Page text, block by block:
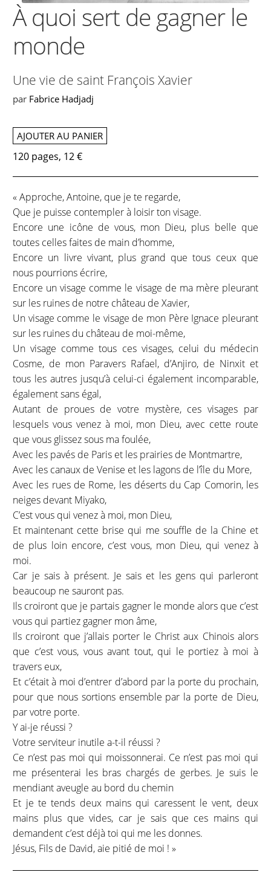
À quoi sert de gagner le
monde
Une vie de saint François Xavier
par Fabrice Hadjadj
AJOUTER AU PANIER
120 pages, 12 €
« Approche, Antoine, que je te regarde,
Que je puisse contempler à loisir ton visage.
Encore une icône de vous, mon Dieu, plus belle que
toutes celles faites de main d’homme,
Encore un livre vivant, plus grand que tous ceux que
nous pourrions écrire,
Encore un visage comme le visage de ma mère pleurant
sur les ruines de notre château de Xavier,
Un visage comme le visage de mon Père Ignace pleurant
sur les ruines du château de moi-même,
Un visage comme tous ces visages, celui du médecin
Cosme, de mon Paravers Rafael, d’Anjiro, de Ninxit et
tous les autres jusqu’à celui-ci également incomparable,
également sans égal,
Autant de proues de votre mystère, ces visages par
lesquels vous venez à moi, mon Dieu, avec cette route
que vous glissez sous ma foulée,
Avec les pavés de Paris et les prairies de Montmartre,
Avec les canaux de Venise et les lagons de l’île du More,
Avec les rues de Rome, les déserts du Cap Comorin, les
neiges devant Miyako,
C’est vous qui venez à moi, mon Dieu,
Et maintenant cette brise qui me souffle de la Chine et
de plus loin encore, c’est vous, mon Dieu, qui venez à
moi.
Car je sais à présent. Je sais et les gens qui parleront
beaucoup ne sauront pas.
Ils croiront que je partais gagner le monde alors que c’est
vous qui partiez gagner mon âme,
Ils croiront que j’allais porter le Christ aux Chinois alors
que c’est vous, vous avant tout, qui le portiez à moi à
travers eux,
Et c’était à moi d’entrer d’abord par la porte du prochain,
pour que nous sortions ensemble par la porte de Dieu,
par votre porte.
Y ai-je réussi ?
Votre serviteur inutile a-t-il réussi ?
Ce n’est pas moi qui moissonnerai. Ce n’est pas moi qui
me présenterai les bras chargés de gerbes. Je suis le
mendiant aveugle au bord du chemin
Et je te tends deux mains qui caressent le vent, deux
mains plus que vides, car je sais que ces mains qui
demandent c’est déjà toi qui me les donnes.
Jésus, Fils de David, aie pitié de moi ! »